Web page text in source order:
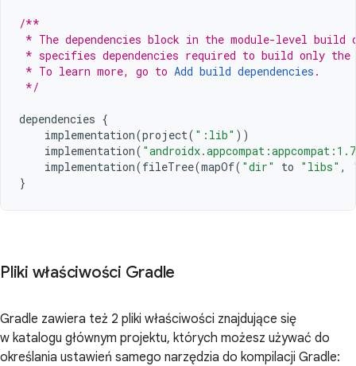
/**
* The dependencies block in the module-level
* specifies dependencies required to build only
* To learn more, go to Add build dependencies .
*/
dependencies {
implementation(project( ":lib" ))
implementation(
implementation(fileTree(mapOf( "dir" to "libs" ,
}
Pliki właściwości Gradle
Gradle zawiera też 2 pliki właściwości znajdujące się
w katalogu głównym projektu, których możesz używać do
określania ustawień samego narzędzia do kompilacji Gradle: